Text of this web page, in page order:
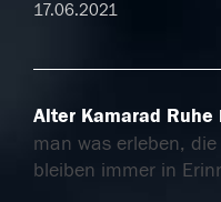
17.06.2021
Alter Kamarad Ruhe
man was erleben,
bleiben immer in